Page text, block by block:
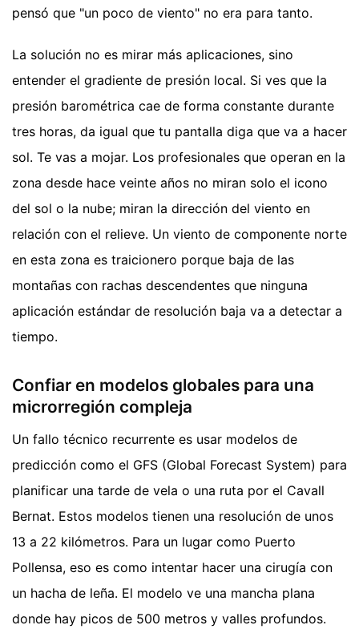
pensó que "un poco de viento" no era para tanto.
La solución no es mirar más aplicaciones, sino
entender el gradiente de presión local. Si ves que la
presión barométrica cae de forma constante durante
tres horas, da igual que tu pantalla diga que va a hacer
sol. Te vas a mojar. Los profesionales que operan en la
zona desde hace veinte años no miran solo el icono
del sol o la nube; miran la dirección del viento en
relación con el relieve. Un viento de componente norte
en esta zona es traicionero porque baja de las
montañas con rachas descendentes que ninguna
aplicación estándar de resolución baja va a detectar a
tiempo.
Confiar en modelos globales para una
microrregión compleja
Un fallo técnico recurrente es usar modelos de
predicción como el GFS (Global Forecast System) para
planificar una tarde de vela o una ruta por el Cavall
Bernat. Estos modelos tienen una resolución de unos
13 a 22 kilómetros. Para un lugar como Puerto
Pollensa, eso es como intentar hacer una cirugía con
un hacha de leña. El modelo ve una mancha plana
donde hay picos de 500 metros y valles profundos.